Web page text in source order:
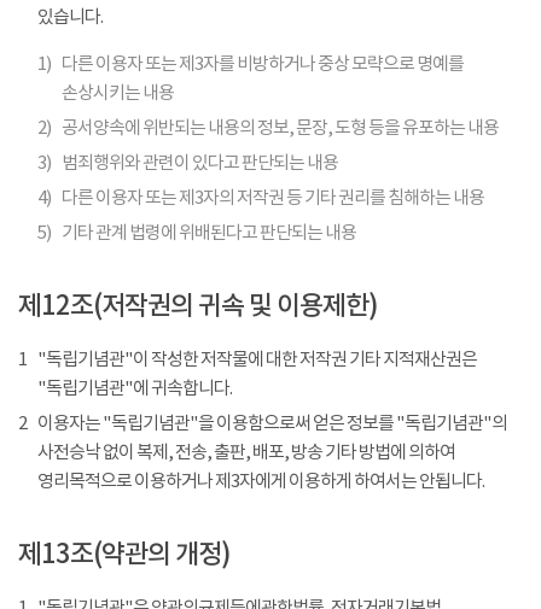
있습니다.
1) 다른 이용자 또는 제3자를 비방하거나 중상 모략으로 명예를
손상시키는 내용
2) 공서양속에 위반되는 내용의 정보, 문장, 도형 등을 유포하는 내용
3)
범죄행위와 관련이 있다고 판단되는 내용
4) 다른 이용자 또는 제3자의 저작권 등 기타 권리를 침해하는 내용
5) 기타 관계 법령에 위배된다고 판단되는 내용
제12조(저작권의 귀속 및 이용제한)
1 "독립기념관"이 작성한 저작물에 대한 저작권 기타 지적재산권은
"독립기념관"에 귀속합니다.
2 이용자는 "독립기념관"을 이용함으로써 얻은 정보를 "독립기념관"의
사전승낙 없이 복제, 전송, 출판, 배포, 방송 기타 방법에 의하여
영리목적으로 이용하거나 제3자에게 이용하게 하여서는 안됩니다.
제13조(약관의 개정)